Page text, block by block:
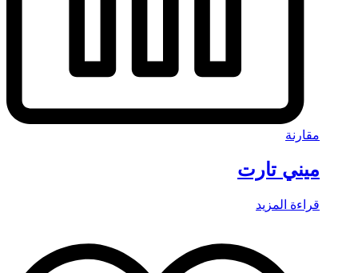
مقارنة
ميني تارت
قراءة المزيد